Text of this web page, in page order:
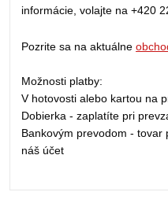
informácie, volajte na +420
Pozrite sa na aktuálne
Možnosti platby:
V hotovosti alebo kartou na
Dobierka - zaplatíte pri
Bankovým prevodom -
náš účet